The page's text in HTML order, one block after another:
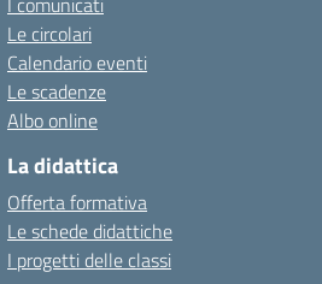
Le circolari
Calendario eventi
Le scadenze
Albo online
La didattica
Offerta formativa
Le schede didattiche
I progetti delle classi